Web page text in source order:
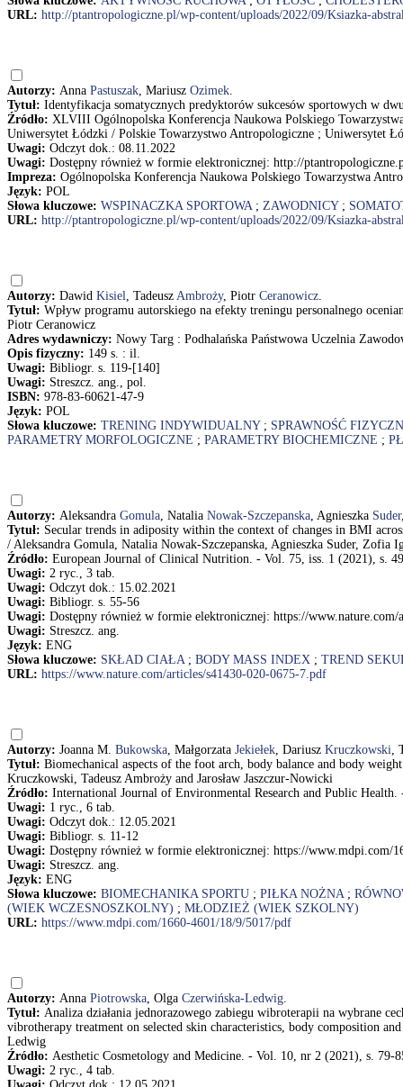
URL: http://ptantropologiczne.pl/wp-content/uploads/2022/09/Ksiazka-
Autorzy: Anna Pastuszak, Mariusz Ozimek.
Tytuł: Identyfikacja somatycznych predyktorów sukcesów sportowych w
Źródło: XLVIII Ogólnopolska Konferencja Naukowa Polskiego
Uniwersytet Łódzki / Polskie Towarzystwo Antropologiczne ; Uniwersytet
Uwagi: Odczyt dok.: 08.11.2022
Uwagi: Dostępny również w formie elektronicznej: http://
Impreza: Ogólnopolska Konferencja Naukowa Polskiego Towarzystwa
Język: POL
Słowa kluczowe: WSPINACZKA SPORTOWA; ZAWODNICY;
URL: http://ptantropologiczne.pl/wp-content/uploads/2022/09/Ksiazka-
Autorzy: Dawid Kisiel, Tadeusz Ambroży, Piotr Ceranowicz.
Tytuł: Wpływ programu autorskiego na efekty treningu personalnego
Piotr Ceranowicz
Adres wydawniczy: Nowy Targ : Podhalańska Państwowa Uczelnia
Opis fizyczny: 149 s. : il.
Uwagi: Bibliogr. s. 119-[140]
Uwagi: Streszcz. ang., pol.
ISBN: 978-83-60621-47-9
Język: POL
Słowa kluczowe: TRENING INDYWIDUALNY; SPRAWNOŚĆ
PARAMETRY MORFOLOGICZNE ; PARAMETRY BIOCHEMICZNE ;
Autorzy: Aleksandra Gomula, Natalia Nowak-Szczepanska, Agnieszka Suder
Tytuł: Secular trends in adiposity within the context of changes in BMI
/ Aleksandra Gomula, Natalia Nowak-Szczepanska, Agnieszka Suder, Zofia
Źródło: European Journal of Clinical Nutrition. - Vol. 75, iss. 1 (2021), s.
Uwagi: 2 ryc., 3 tab.
Uwagi: Odczyt dok.: 15.02.2021
Uwagi: Bibliogr. s. 55-56
Uwagi: Dostępny również w formie elektronicznej: https://www.nature.com/
Uwagi: Streszcz. ang.
Język: ENG
Słowa kluczowe: SKŁAD CIAŁA; BODY MASS INDEX ; TREND
URL: https://www.nature.com/articles/s41430-020-0675-7.pdf
Autorzy: Joanna M. Bukowska, Małgorzata Jekiełek, Dariusz Kruczkowski,
Tytuł: Biomechanical aspects of the foot arch, body balance and body
Kruczkowski, Tadeusz Ambroży and Jarosław Jaszczur-Nowicki
Źródło: International Journal of Environmental Research and Public
Uwagi: 1 ryc., 6 tab.
Uwagi: Odczyt dok.: 12.05.2021
Uwagi: Bibliogr. s. 11-12
Uwagi: Dostępny również w formie elektronicznej: https://www.mdpi.com/
Uwagi: Streszcz. ang.
Język: ENG
Słowa kluczowe: BIOMECHANIKA SPORTU ; PIŁKA NOŻNA;
(WIEK WCZESNOSZKOLNY) ; MŁODZIEŻ (WIEK SZKOLNY)
URL: https://www.mdpi.com/1660-4601/18/9/5017/pdf
Autorzy: Anna Piotrowska, Olga Czerwińska-Ledwig.
Tytuł: Analiza działania jednorazowego zabiegu wibroterapii na wybrane
vibrotherapy treatment on selected skin characteristics, body composition
Ledwig
Źródło: Aesthetic Cosmetology and Medicine. - Vol. 10, nr 2 (2021), s. 79-
Uwagi: 2 ryc., 4 tab.